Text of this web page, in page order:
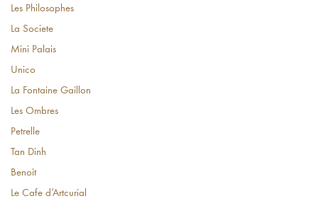
Les Philosophes
La Societe
Mini Palais
Unico
La Fontaine Gaillon
Les Ombres
Petrelle
Tan Dinh
Benoit
Le Cafe d’Artcurial